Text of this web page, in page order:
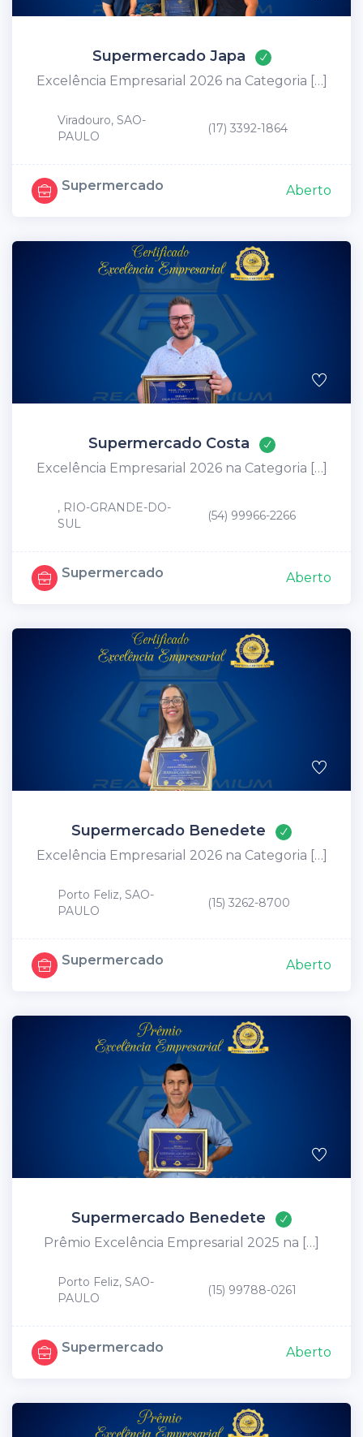
Supermercado Japa
Excelência Empresarial 2026 na Categoria […]
Viradouro, SAO-
PAULO
(17) 3392-1864
Supermercado Aberto
Supermercado Costa
Excelência Empresarial 2026 na Categoria […]
, RIO-GRANDE-DO-
SUL
(54) 99966-2266
Supermercado Aberto
Supermercado Benedete
Excelência Empresarial 2026 na Categoria […]
Porto Feliz, SAO-
PAULO
(15) 3262-8700
Supermercado Aberto
Supermercado Benedete
Prêmio Excelência Empresarial 2025 na […]
Porto Feliz, SAO-
PAULO
(15) 99788-0261
Supermercado Aberto